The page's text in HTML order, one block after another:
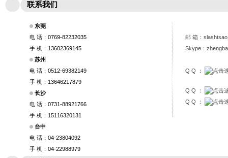
联系我们
东莞
电 话：0769-82232035
手 机：13602369145
苏州
电 话：0512-69382149
手 机：13646217879
长沙
电 话：0731-88921766
手 机：15116320131
台中
电 话：04-23804092
手 机：04-22988979
邮 箱：
Skype：
Q Q ：
Q Q ：
Q Q ：